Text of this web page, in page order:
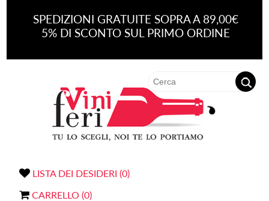
SPEDIZIONI GRATUITE SOPRA A 89,00€
5% DI SCONTO SUL PRIMO ORDINE
LISTA DEI DESIDERI (0)
CARRELLO (0)